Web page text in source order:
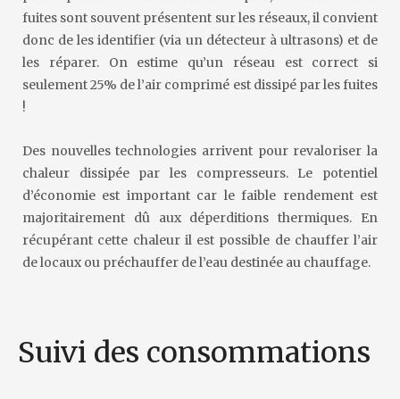
fuites sont souvent présentent sur les réseaux, il convient
donc de les identifier (via un détecteur à ultrasons) et de
les réparer. On estime qu’un réseau est correct si
seulement 25% de l’air comprimé est dissipé par les fuites
!
Des nouvelles technologies arrivent pour revaloriser la
chaleur dissipée par les compresseurs. Le potentiel
d’économie est important car le faible rendement est
majoritairement dû aux déperditions thermiques. En
récupérant cette chaleur il est possible de chauffer l’air
de locaux ou préchauffer de l’eau destinée au chauffage.
Suivi des consommations